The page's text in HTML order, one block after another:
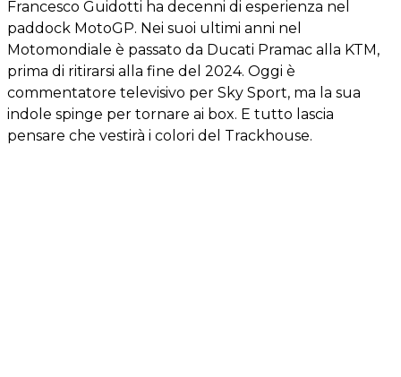
Francesco Guidotti ha decenni di esperienza nel
paddock MotoGP. Nei suoi ultimi anni nel
Motomondiale è passato da Ducati Pramac alla KTM,
prima di ritirarsi alla fine del 2024. Oggi è
commentatore televisivo per Sky Sport, ma la sua
indole spinge per tornare ai box. E tutto lascia
pensare che vestirà i colori del Trackhouse.